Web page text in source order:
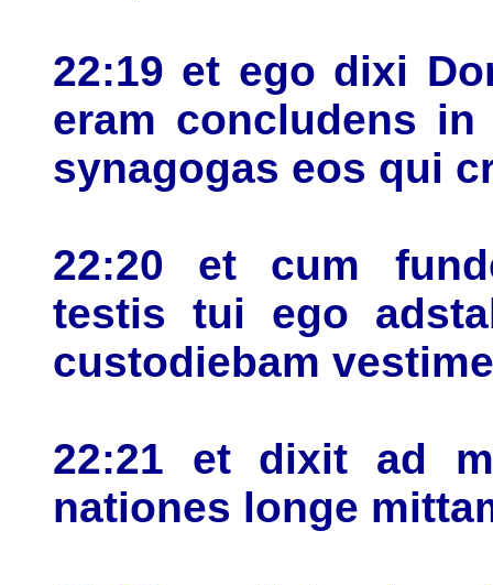
22:19 et ego dixi
eram concludens
synagogas eos qui
22:20 et cum
testis tui ego
custodiebam
22:21 et dixit ad
nationes longe